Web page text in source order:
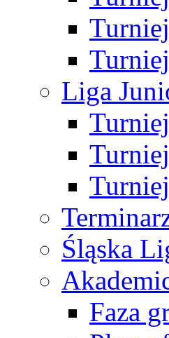
Liga
Śląska
Faza